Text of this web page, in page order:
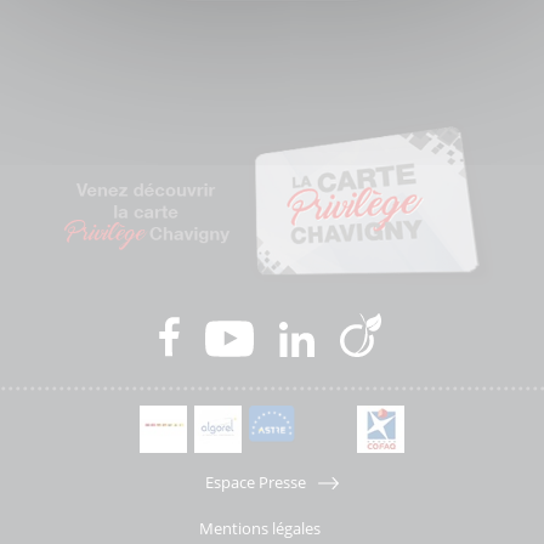
Espace Presse
Mentions légales